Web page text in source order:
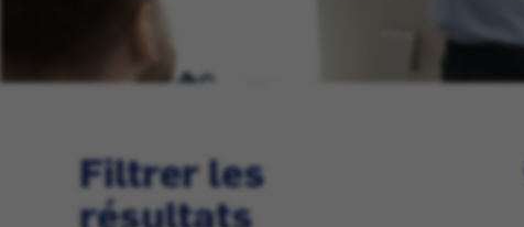
Filtrer les
résultats